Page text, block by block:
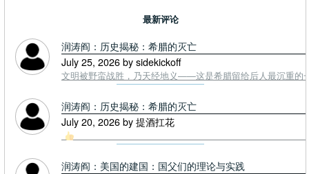
最新评论
润涛阎：历史揭秘：希腊的灭亡
July 25, 2026 by sidekickoff
文明被野蛮战胜，乃天经地义——这是希腊留给后人最沉重的
润涛阎：历史揭秘：希腊的灭亡
July 20, 2026 by 提酒扛花
润涛阎：美国的建国：国父们的理论与实践